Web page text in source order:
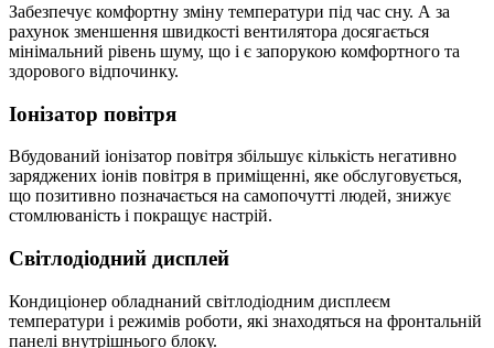
Забезпечує комфортну змiну температури пiд час сну. А за
рахунок зменшення швидкостi вентилятора досягається
мiнiмальний рiвень шуму, що i є запорукою комфортного та
здорового вiдпочинку.
Іонізатор повітря
Вбудований іонізатор повітря збільшує кількість негативно
заряджених іонів повітря в приміщенні, яке обслуговується,
що позитивно позначається на самопочутті людей, знижує
стомлюваність і покращує настрій.
Світлодіодний дисплей
Кондиціонер обладнаний світлодіодним дисплеєм
температури і режимів роботи, які знаходяться на фронтальній
панелі внутрішнього блоку.